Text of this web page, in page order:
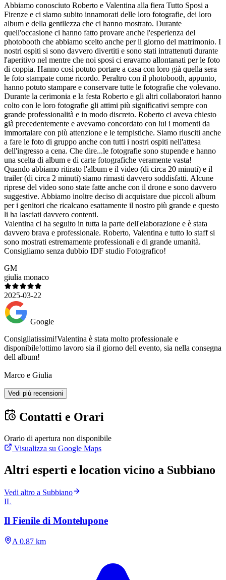
Abbiamo conosciuto Roberto e Valentina alla fiera Tutto Sposi a
Firenze e ci siamo subito innamorati delle loro fotografie, dei loro
album e della gentilezza che ci hanno mostrato. Durante
quell'occasione ci hanno fatto provare anche l'esperienza del
photobooth che abbiamo scelto anche per il giorno del matrimonio. I
nostri ospiti si sono davvero divertiti e sono stati intrattenuti durante
l'aperitivo nel mentre che noi sposi ci eravamo allontanati per le foto
di coppia. Hanno così potuto portare a casa con loro già quella sera
le foto stampate come ricordo. Peraltro con il photobooth, appunto,
hanno potuto stampare e conservare tutte le fotografie che volevano.
Durante la cerimonia e la festa Roberto e gli altri collaboratori hanno
colto con le loro fotografie gli attimi più significativi sempre con
grande professionalità e in modo discreto. Roberto ci aveva chiesto
già precedentemente e avevamo concordato con lui i momenti da
immortalare con più attenzione e le tempistiche. Siamo riusciti anche
a fare le foto di gruppo anche con tutti i nostri ospiti nell'attesa
dell'ingresso a cena. Che dire...le fotografie sono stupende e hanno
una scelta di album e di carte fotografiche veramente vasta!
Quando abbiamo ritirato l'album e il video (di circa 20 minuti) e il
trailer (di circa 2 minuti) siamo rimasti davvero soddisfatti. Alcune
riprese del video sono state fatte anche con il drone e sono davvero
suggestive. Abbiamo inoltre deciso di acquistare due piccoli album
per i genitori che ricalcano esattamente il nostro più grande e questo
li ha lasciati davvero contenti.
Valentina ci ha seguito in tutta la parte dell'elaborazione e è stata
davvero brava e professionale. Roberto, Valentina e tutto lo staff si
sono mostrati estremamente professionali e di grande umanità.
Consigliamo senza dubbio IDF studio Fotografico!
GM
giulia monaco
2025-03-22
Google
Consigliatissimi!Valentina è stata molto professionale e
disponibile!ottimo lavoro sia il giorno dell evento, sia nella consegna
dell album!
Marco e Giulia
Vedi più recensioni
Contatti e Orari
Orario di apertura non disponibile
Visualizza su Google Maps
Altri esperti e location vicino a Subbiano
Vedi altro a Subbiano
IL
Il Fienile di Montelupone
A 0.87 km